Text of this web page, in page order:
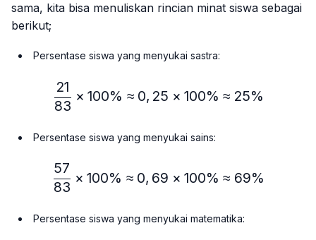
sama, kita bisa menuliskan rincian minat siswa sebagai
berikut;
Persentase siswa yang menyukai sastra:
\frac{21}{83} × 100\% ≈
83
21
× 100% ≈ 0, 25 × 100% ≈ 25%
Persentase siswa yang menyukai sains:
\frac{57}{83} × 100\% ≈
83
57
× 100% ≈ 0, 69 × 100% ≈ 69%
Persentase siswa yang menyukai matematika: